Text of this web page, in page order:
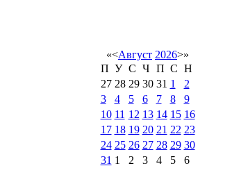
«<Август 2026>»
П У С Ч П С Н
27 28 29 30 31 1
2
3
4 5 6 7 8
9
10 11 12 13 14 15 16
17 18 19 20 21 22 23
24 25 26 27 28 29 30
31 1 2 3 4 5 6